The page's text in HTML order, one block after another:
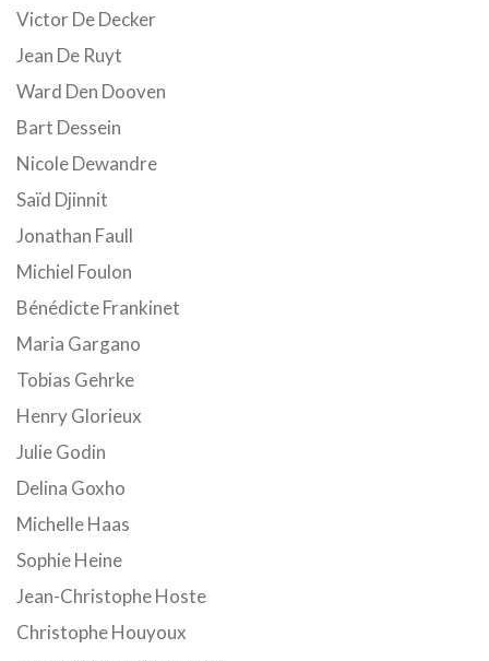
Victor De Decker
Jean De Ruyt
Ward Den Dooven
Bart Dessein
Nicole Dewandre
Saïd Djinnit
Jonathan Faull
Michiel Foulon
Bénédicte Frankinet
Maria Gargano
Tobias Gehrke
Henry Glorieux
Julie Godin
Delina Goxho
Michelle Haas
Sophie Heine
Jean-Christophe Hoste
Christophe Houyoux